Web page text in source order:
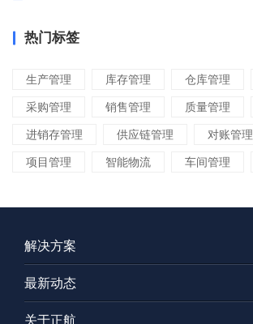
热门标签
生产管理 库存管理 仓库管理
采购管理 销售管理 质量管理
进销存管理 供应链管理 对账管理
项目管理 智能物流 车间管理
解决方案
最新动态
关于正航